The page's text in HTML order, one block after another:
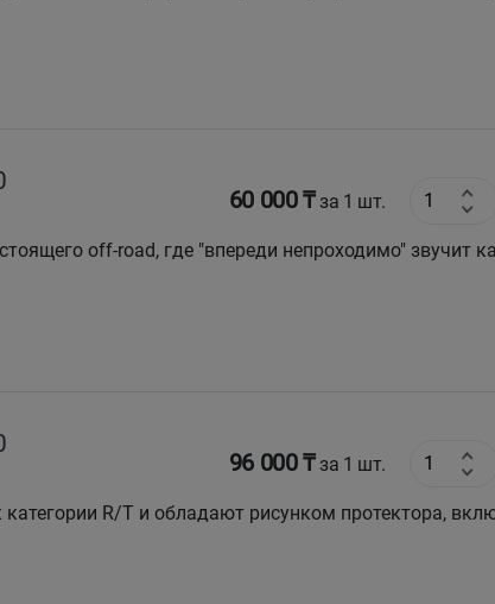
60 000 ₸за 1 шт.
off-road, где "впереди непроходимо" звучит
96 000 ₸за 1 шт.
категории R/T и обладают рисунком протектора,